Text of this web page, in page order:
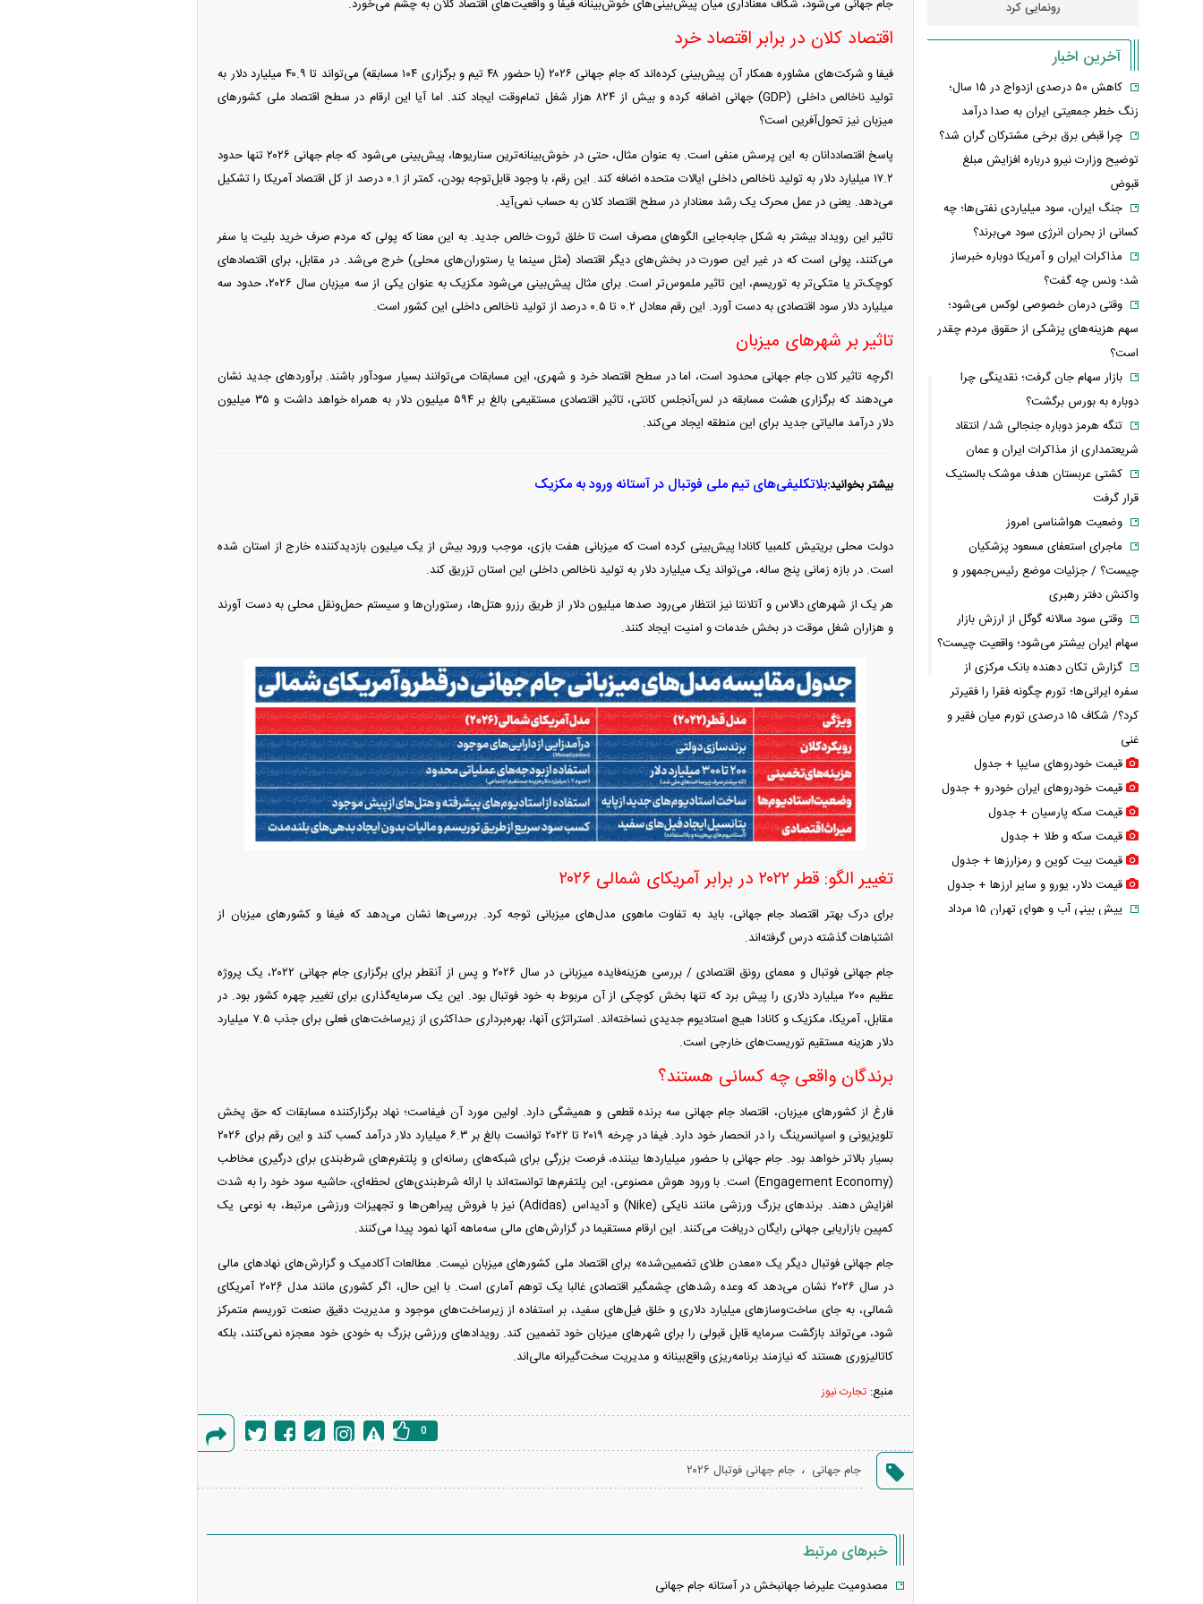
جام جهانی می‌شود، شکاف معناداری میان پیش‌بینی‌های خوش‌بینانه فیفا و واقعیت‌های اقتصاد کلان به چشم می‌خورد.
اقتصاد کلان در برابر اقتصاد خرد
فیفا و شرکت‌های مشاوره همکار آن پیش‌بینی کرده‌اند که جام جهانی ۲۰۲۶ (با حضور ۴۸ تیم و برگزاری ۱۰۴ مسابقه) می‌تواند تا ۴۰.۹ میلیارد دلار به
تولید ناخالص داخلی (GDP) جهانی اضافه کرده و بیش از ۸۲۴ هزار شغل تمام‌وقت ایجاد کند. اما آیا این ارقام در سطح اقتصاد ملی کشور‌های
میزبان نیز تحول‌آفرین است؟
پاسخ اقتصاددانان به این پرسش منفی است. به عنوان مثال، حتی در خوش‌بینانه‌ترین سناریوها، پیش‌بینی می‌شود که جام جهانی ۲۰۲۶ تنها حدود
۱۷.۲ میلیارد دلار به تولید ناخالص داخلی ایالات متحده اضافه کند. این رقم، با وجود قابل‌توجه بودن، کمتر از ۰.۱ درصد از کل اقتصاد آمریکا را تشکیل
می‌دهد. یعنی در عمل محرک یک رشد معنادار در سطح اقتصاد کلان به حساب نمی‌آید.
تاثیر این رویداد بیشتر به شکل جابه‌جایی الگو‌های مصرف است تا خلق ثروت خالص جدید. به این معنا که پولی که مردم صرف خرید بلیت یا سفر
می‌کنند، پولی است که در غیر این صورت در بخش‌های دیگر اقتصاد (مثل سینما یا رستوران‌های محلی) خرج می‌شد. در مقابل، برای اقتصاد‌های
کوچک‌تر یا متکی‌تر به توریسم، این تاثیر ملموس‌تر است. برای مثال پیش‌بینی می‌شود مکزیک به عنوان یکی از سه میزبان سال ۲۰۲۶، حدود سه
میلیارد دلار سود اقتصادی به دست آورد. این رقم معادل ۰.۲ تا ۰.۵ درصد از تولید ناخالص داخلی این کشور است.
تاثیر بر شهر‌های میزبان
اگرچه تاثیر کلان جام جهانی محدود است، اما در سطح اقتصاد خرد و شهری، این مسابقات می‌توانند بسیار سودآور باشند. برآورد‌های جدید نشان
می‌دهند که برگزاری هشت مسابقه در لس‌آنجلس کانتی، تاثیر اقتصادی مستقیمی بالغ بر ۵۹۴ میلیون دلار به همراه خواهد داشت و ۳۵ میلیون
دلار درآمد مالیاتی جدید برای این منطقه ایجاد می‌کند.
بیشتر بخوانید:بلاتکلیفی‌های تیم ملی فوتبال در آستانه ورود به مکزیک
دولت محلی بریتیش کلمبیا کانادا پیش‌بینی کرده است که میزبانی هفت بازی، موجب ورود بیش از یک میلیون بازدیدکننده خارج از استان شده
است. در بازه زمانی پنج ساله، می‌تواند یک میلیارد دلار به تولید ناخالص داخلی این استان تزریق کند.
هر یک از شهر‌های دالاس و آتلانتا نیز انتظار می‌رود صد‌ها میلیون دلار از طریق رزرو هتل‌ها، رستوران‌ها و سیستم حمل‌ونقل محلی به دست آورند
و هزاران شغل موقت در بخش خدمات و امنیت ایجاد کنند.
تغییر الگو: قطر ۲۰۲۲ در برابر آمریکای شمالی ۲۰۲۶
برای درک بهتر اقتصاد جام جهانی، باید به تفاوت ماهوی مدل‌های میزبانی توجه کرد. بررسی‌ها نشان می‌دهد که فیفا و کشور‌های میزبان از
اشتباهات گذشته درس گرفته‌اند.
جام جهانی فوتبال و معمای رونق اقتصادی / بررسی هزینه‌فایده میزبانی در سال ۲۰۲۶ و پس از آنقطر برای برگزاری جام جهانی ۲۰۲۲، یک پروژه
عظیم ۲۰۰ میلیارد دلاری را پیش برد که تنها بخش کوچکی از آن مربوط به خود فوتبال بود. این یک سرمایه‌گذاری برای تغییر چهره کشور بود. در
مقابل، آمریکا، مکزیک و کانادا هیچ استادیوم جدیدی نساخته‌اند. استراتژی آنها، بهره‌برداری حداکثری از زیرساخت‌های فعلی برای جذب ۷.۵ میلیارد
دلار هزینه مستقیم توریست‌های خارجی است.
برندگان واقعی چه کسانی هستند؟
فارغ از کشور‌های میزبان، اقتصاد جام جهانی سه برنده قطعی و همیشگی دارد. اولین مورد آن فیفاست؛ نهاد برگزارکننده مسابقات که حق پخش
تلویزیونی و اسپانسرینگ را در انحصار خود دارد. فیفا در چرخه ۲۰۱۹ تا ۲۰۲۲ توانست بالغ بر ۶.۳ میلیارد دلار درآمد کسب کند و این رقم برای ۲۰۲۶
بسیار بالاتر خواهد بود. جام جهانی با حضور میلیارد‌ها بیننده، فرصت بزرگی برای شبکه‌های رسانه‌ای و پلتفرم‌های شرط‌بندی برای درگیری مخاطب
(Engagement Economy) است. با ورود هوش مصنوعی، این پلتفرم‌ها توانسته‌اند با ارائه شرط‌بندی‌های لحظه‌ای، حاشیه سود خود را به شدت
افزایش دهند. برند‌های بزرگ ورزشی مانند نایکی (Nike) و آدیداس (Adidas) نیز با فروش پیراهن‌ها و تجهیزات ورزشی مرتبط، به نوعی یک
کمپین بازاریابی جهانی رایگان دریافت می‌کنند. این ارقام مستقیما در گزارش‌های مالی سه‌ماهه آنها نمود پیدا می‌کنند.
جام جهانی فوتبال دیگر یک «معدن طلای تضمین‌شده» برای اقتصاد ملی کشور‌های میزبان نیست. مطالعات آکادمیک و گزارش‌های نهاد‌های مالی
در سال ۲۰۲۶ نشان می‌دهد که وعده رشد‌های چشمگیر اقتصادی غالبا یک توهم آماری است. با این حال، اگر کشوری مانند مدل ۲۰۲۶ِ آمریکای
شمالی، به جای ساخت‌وساز‌های میلیارد دلاری و خلق فیل‌های سفید، بر استفاده از زیرساخت‌های موجود و مدیریت دقیق صنعت توریسم متمرکز
شود، می‌تواند بازگشت سرمایه قابل قبولی را برای شهر‌های میزبان خود تضمین کند. رویداد‌های ورزشی بزرگ به خودی خود معجزه نمی‌کنند، بلکه
کاتالیزوری هستند که نیازمند برنامه‌ریزی واقع‌بینانه و مدیریت سخت‌گیرانه مالی‌اند.
منبع: تجارت نیوز
گزارش
0
جام جهانی ، جام جهانی فوتبال ۲۰۲۶
خبرهای مرتبط
مصدومیت علیرضا جهانبخش در آستانه جام جهانی
رونمایی کرد
کدامیک بیشتر است؟
میلی‌آمپرساعتی
رونمایی کرد
آخرین اخبار
کاهش ۵۰ درصدی ازدواج در ۱۵ سال؛
زنگ خطر جمعیتی ایران به صدا درآمد
چرا قبض برق برخی مشترکان گران شد؟
توضیح وزارت نیرو درباره افزایش مبلغ
قبوض
جنگ ایران، سود میلیاردی نفتی‌ها؛ چه
کسانی از بحران انرژی سود می‌برند؟
مذاکرات ایران و آمریکا دوباره خبرساز
شد؛ ونس چه گفت؟
وقتی درمان خصوصی لوکس می‌شود؛
سهم هزینه‌های پزشکی از حقوق مردم چقدر
است؟
بازار سهام جان گرفت؛ نقدینگی چرا
دوباره به بورس برگشت؟
تنگه هرمز دوباره جنجالی شد/ انتقاد
شریعتمداری از مذاکرات ایران و عمان
کشتی عربستان هدف موشک بالستیک
قرار گرفت
وضعیت هواشناسی امروز
ماجرای استعفای مسعود پزشکیان
چیست؟ / جزئیات موضع رئیس‌جمهور و
واکنش دفتر رهبری
وقتی سود سالانه گوگل از ارزش بازار
سهام ایران بیشتر می‌شود؛ واقعیت چیست؟
گزارش تکان‌ دهنده بانک مرکزی از
سفره ایرانی‌ها؛ تورم چگونه فقرا را فقیرتر
کرد؟/ شکاف ۱۵ درصدی تورم میان فقیر و
غنی
قیمت خودرو‌های سایپا + جدول
قیمت خودرو‌های ایران خودرو + جدول
قیمت سکه پارسیان + جدول
قیمت سکه و طلا + جدول
قیمت بیت کوین و رمزارز‌ها + جدول
قیمت دلار، یورو و سایر ارز‌ها + جدول
پیش بینی آب و هوای تهران ۱۵ مرداد